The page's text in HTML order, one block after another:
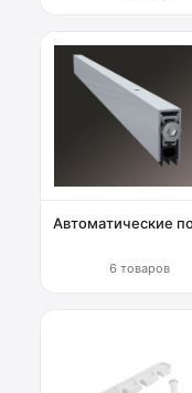
Автоматические
6 товаров